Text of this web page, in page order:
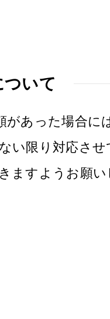
いて
あった場合に
い限り対応させ
ますようお願い